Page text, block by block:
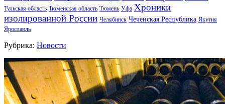
Тульская область Тюменская область Тюмень Уфа Хроники
изолированной России Челябинск Чеченская Республика Якутия
Ярославль
Рубрика: Новости